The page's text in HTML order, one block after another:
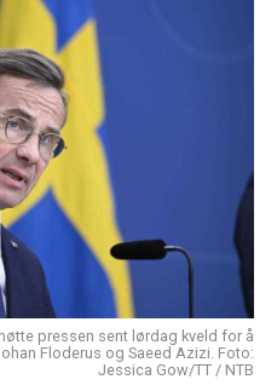
pressen sent lørdag kveld for å
Floderus og Saeed Azizi. Foto:
Jessica Gow/TT / NTB